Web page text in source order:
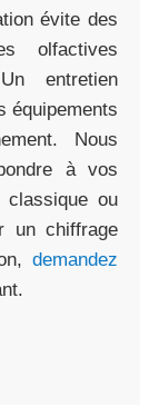
évite des
olfactives
entretien
équipements
Nous
à vos
classique ou
un chiffrage
demandez